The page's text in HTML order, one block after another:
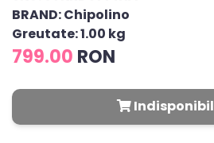
BRAND: Chipolino
Greutate: 1.00 kg
799.00 RON
Indisponibil